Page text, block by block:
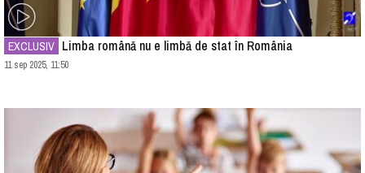
EXCLUSIV Limba română nu e limbă de stat în România
11 sep 2025, 11:50